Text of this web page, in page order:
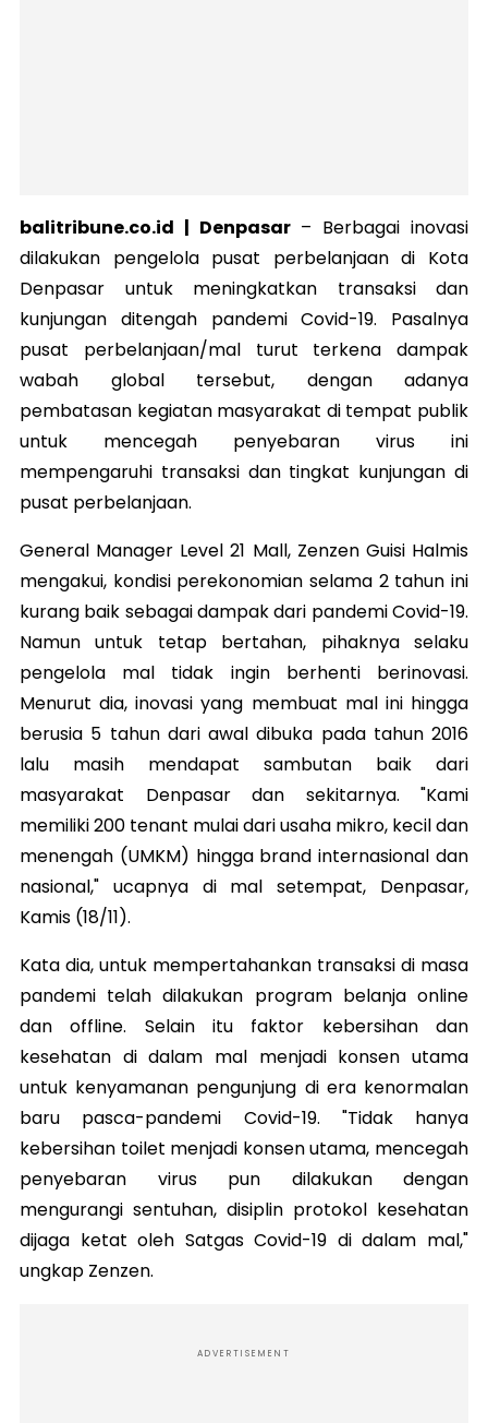
balitribune.co.id | Denpasar– Berbagai inovasi
dilakukan pengelola pusat perbelanjaan di Kota
Denpasar untuk meningkatkan transaksi dan
kunjungan ditengah pandemi Covid-19. Pasalnya
pusat perbelanjaan/mal turut terkena dampak
wabah global tersebut, dengan adanya
pembatasan kegiatan masyarakat di tempat publik
untuk mencegah penyebaran virus ini
mempengaruhi transaksi dan tingkat kunjungan di
pusat perbelanjaan.
General Manager Level 21 Mall, Zenzen Guisi Halmis
mengakui, kondisi perekonomian selama 2 tahun ini
kurang baik sebagai dampak dari pandemi Covid-19.
Namun untuk tetap bertahan, pihaknya selaku
pengelola mal tidak ingin berhenti berinovasi.
Menurut dia, inovasi yang membuat mal ini hingga
berusia 5 tahun dari awal dibuka pada tahun 2016
lalu masih mendapat sambutan baik dari
masyarakat Denpasar dan sekitarnya. "Kami
memiliki 200 tenant mulai dari usaha mikro, kecil dan
menengah (UMKM) hingga brand internasional dan
nasional," ucapnya di mal setempat, Denpasar,
Kamis (18/11).
Kata dia, untuk mempertahankan transaksi di masa
pandemi telah dilakukan program belanja online
dan offline. Selain itu faktor kebersihan dan
kesehatan di dalam mal menjadi konsen utama
untuk kenyamanan pengunjung di era kenormalan
baru pasca-pandemi Covid-19. "Tidak hanya
kebersihan toilet menjadi konsen utama, mencegah
penyebaran virus pun dilakukan dengan
mengurangi sentuhan, disiplin protokol kesehatan
dijaga ketat oleh Satgas Covid-19 di dalam mal,"
ungkap Zenzen.
ADVERTISEMENT